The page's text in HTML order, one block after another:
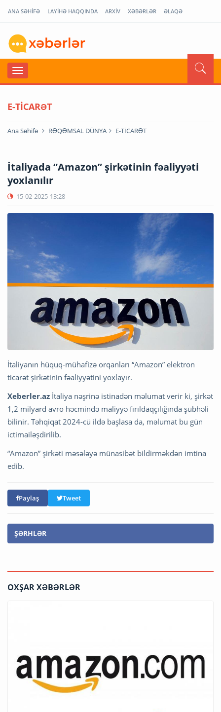
ANA SƏHİFƏ LAYİHƏ HAQQINDA ARXİV XƏBƏRLƏR ƏLAQƏ
E-TİCARƏT
Ana Səhifə RƏQƏMSAL DÜNYA E-TİCARƏT
İtaliyada “Amazon” şirkətinin fəaliyyəti
yoxlanılır
15-02-2025 13:28
İtaliyanın hüquq-mühafizə orqanları “Amazon” elektron
ticarət şirkətinin fəaliyyətini yoxlayır.
Xeberler.az İtaliya nəşrinə istinadən məlumat verir ki, şirkət
1,2 milyard avro həcmində maliyyə fırıldaqçılığında şübhəli
bilinir. Təhqiqat 2024-cü ildə başlasa da, məlumat bu gün
ictimailəşdirilib.
“Amazon” şirkəti məsələyə münasibət bildirməkdən imtina
edib.
Paylaş Tweet
ŞƏRHLƏR
OXŞAR XƏBƏRLƏR